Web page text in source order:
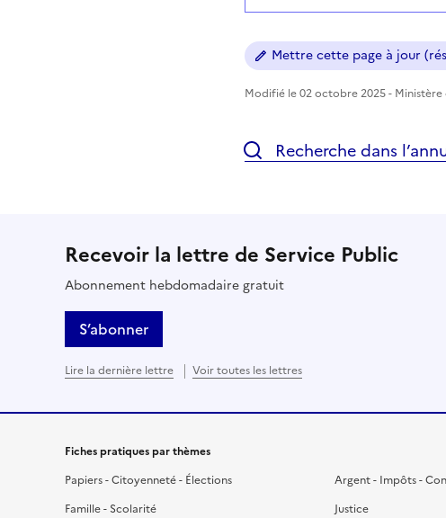
Mettre cette page à jour
Modifié le 02 octobre 2025 - Ministère
Recherche dans
Recevoir la lettre de Service Public
Abonnement hebdomadaire gratuit
S’abonner
Lire la dernière lettre Voir toutes les lettres
Fiches pratiques par thèmes
Papiers - Citoyenneté - Élections
Famille - Scolarité
Argent - Impôts -
Justice